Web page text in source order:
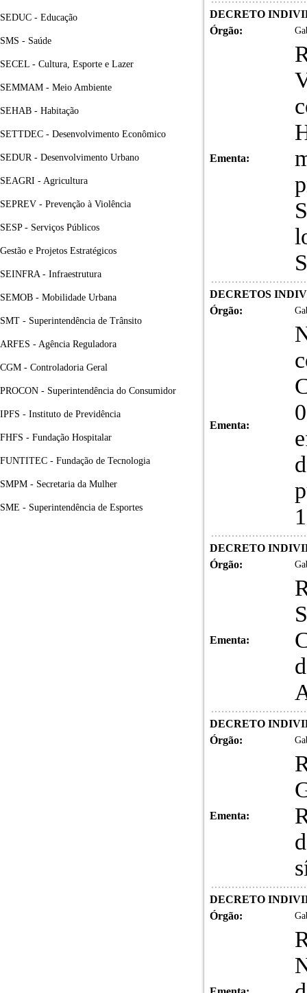
SEDUC - Educação
SMS - Saúde
SECEL - Cultura, Esporte e Lazer
SEMMAM - Meio Ambiente
SEHAB - Habitação
SETTDEC - Desenvolvimento Econômico
SEDUR - Desenvolvimento Urbano
SEAGRI - Agricultura
SEPREV - Prevenção à Violência
SESP - Serviços Públicos
Gestão e Projetos Estratégicos
SEINFRA - Infraestrutura
SEMOB - Mobilidade Urbana
SMT - Superintendência de Trânsito
ARFES - Agência Reguladora
CGM - Controladoria Geral
PROCON - Superintendência do Consumidor
IPFS - Instituto de Previdência
FHFS - Fundação Hospitalar
FUNTITEC - Fundação de Tecnologia
SMPM - Secretaria da Mulher
SME - Superintendência de Esportes
DECRETO
Órgão:
Ementa:
DECRETOS
Órgão:
Ementa:
DECRETO
Órgão:
Ementa:
DECRETO
Órgão:
Ementa:
DECRETO
Órgão: